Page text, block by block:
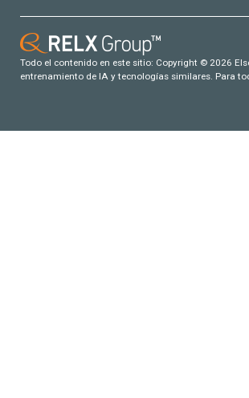
Todo el contenido en este sitio: Copyright © 2026
entrenamiento de IA y tecnologías similares. Para